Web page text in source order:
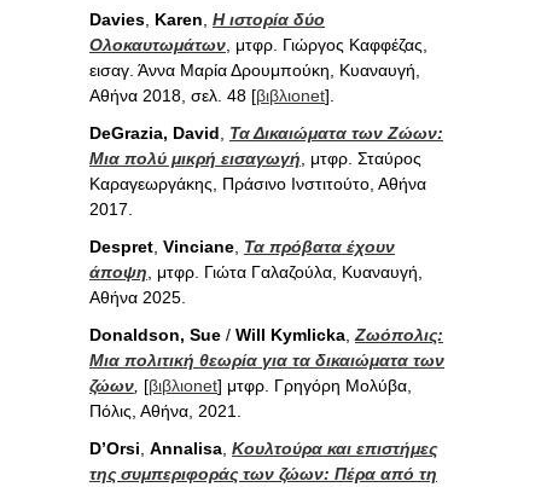
Davies Karen Η ιστορία δύο
Ολοκαυτωμάτων , μτφρ. Γιώργος Καφφέζας,
εισαγ. Άννα Μαρία Δρουμπούκη, Κυαναυγή,
Αθήνα 2018, σελ. 48 [βιβλιοnet].
DeGrazia, David
Τα Δικαιώματα των Ζώων:
Μια πολύ μικρή εισαγωγή , μτφρ. Σταύρος
Καραγεωργάκης, Πράσινο Ινστιτούτο, Αθήνα
2017.
Despret Vinciane Τα πρόβατα έχουν
άποψη , μτφρ. Γιώτα Γαλαζούλα, Κυαναυγή,
Αθήνα 2025.
Donaldson, Sue / Will Kymlicka Ζωόπολις:
Μια πολιτική θεωρία για τα δικαιώματα των
ζώων [βιβλιοnet] μτφρ. Γρηγόρη Μολύβα,
Πόλις, Αθήνα, 2021.
D’Orsi Annalisa Κουλτούρα και επιστήμες
της συμπεριφοράς των ζώων: Πέρα από τη